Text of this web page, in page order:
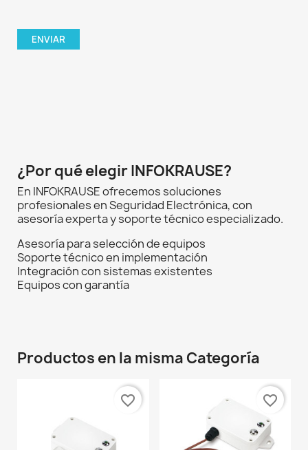
¿Por qué elegir INFOKRAUSE?
En INFOKRAUSE ofrecemos soluciones
profesionales en Seguridad Electrónica, con
asesoría experta y soporte técnico especializado.
Asesoría para selección de equipos
Soporte técnico en implementación
Integración con sistemas existentes
Equipos con garantía
Productos en la misma Categoría
favorite_border favorite_border